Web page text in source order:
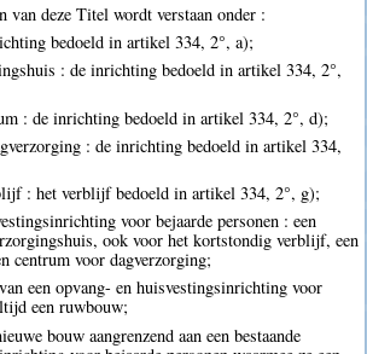
van deze Titel wordt verstaan onder :
bedoeld in artikel 334, 2°, a);
: de inrichting bedoeld in artikel 334, 2°,
: de inrichting bedoeld in artikel 334, 2°, d);
: de inrichting bedoeld in artikel 334,
: het verblijf bedoeld in artikel 334, 2°, g);
voor bejaarde personen : een
ook voor het kortstondig verblijf, een
centrum voor dagverzorging;
een opvang- en huisvestingsinrichting voor
een ruwbouw;
bouw aangrenzend aan een bestaande